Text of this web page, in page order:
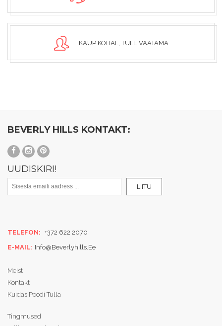
KAUP KOHAL, TULE VAATAMA
BEVERLY HILLS KONTAKT:
UUDISKIRI!
LIITU
TELEFON: +372 622 2070
E-MAIL: Info@beverlyhills.ee
Meist
Kontakt
Kuidas Poodi Tulla
Tingmused